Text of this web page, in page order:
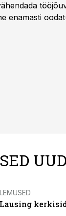
enamasti